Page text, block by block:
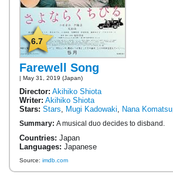
6.7
Farewell Song
| May 31, 2019 (Japan)
Director: Akihiko Shiota
Writer: Akihiko Shiota
Stars: Stars Mugi Kadowaki Nana Komatsu
Summary: A musical duo decides to disband.
Countries: Japan
Languages: Japanese
Source: imdb.com